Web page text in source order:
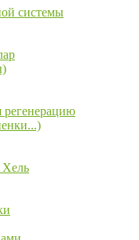
системы
Хель